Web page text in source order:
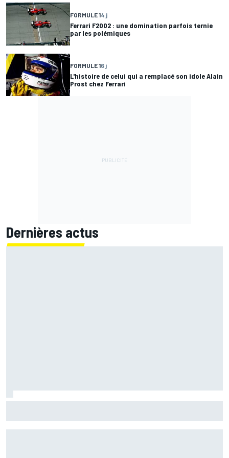
FORMULE 14 j
Ferrari F2002 : une domination parfois ternie
par les polémiques
FORMULE 16 j
L'histoire de celui qui a remplacé son idole Alain
Prost chez Ferrari
Dernières actus